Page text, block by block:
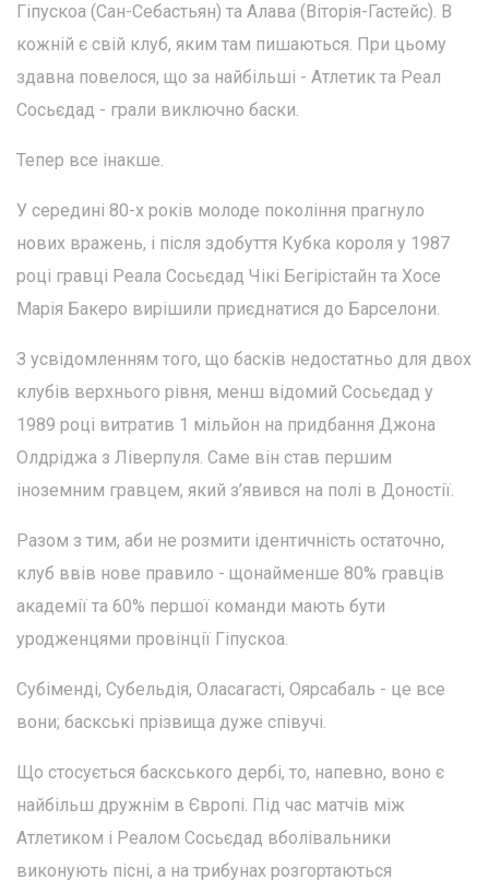
Гіпускоа (Сан-Себастьян) та Алава (Віторія-Гастейс). В
кожній є свій клуб, яким там пишаються. При цьому
здавна повелося, що за найбільші - Атлетик та Реал
Сосьєдад - грали виключно баски.
Тепер все інакше.
У середині 80-х років молоде покоління прагнуло
нових вражень, і після здобуття Кубка короля у 1987
році гравці Реала Сосьєдад Чікі Бегірістайн та Хосе
Марія Бакеро вирішили приєднатися до Барселони.
З усвідомленням того, що басків недостатньо для двох
клубів верхнього рівня, менш відомий Сосьєдад у
1989 році витратив 1 мільйон на придбання Джона
Олдріджа з Ліверпуля. Саме він став першим
іноземним гравцем, який з’явився на полі в Доностії.
Разом з тим, аби не розмити ідентичність остаточно,
клуб ввів нове правило - щонайменше 80% гравців
академії та 60% першої команди мають бути
уродженцями провінції Гіпускоа.
Субіменді, Субельдія, Оласагасті, Оярсабаль - це все
вони; баскські прізвища дуже співучі.
Що стосується баскського дербі, то, напевно, воно є
найбільш дружнім в Європі. Під час матчів між
Атлетиком і Реалом Сосьєдад вболівальники
виконують пісні, а на трибунах розгортаються